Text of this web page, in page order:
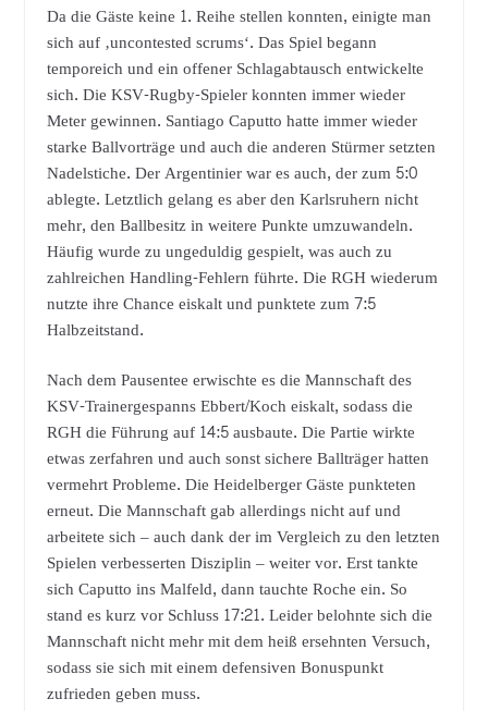
Da die Gäste keine 1. Reihe stellen konnten, einigte man
sich auf ‚uncontested scrums‘. Das Spiel begann
temporeich und ein offener Schlagabtausch entwickelte
sich. Die KSV-Rugby-Spieler konnten immer wieder
Meter gewinnen. Santiago Caputto hatte immer wieder
starke Ballvorträge und auch die anderen Stürmer setzten
Nadelstiche. Der Argentinier war es auch, der zum 5:0
ablegte. Letztlich gelang es aber den Karlsruhern nicht
mehr, den Ballbesitz in weitere Punkte umzuwandeln.
Häufig wurde zu ungeduldig gespielt, was auch zu
zahlreichen Handling-Fehlern führte. Die RGH wiederum
nutzte ihre Chance eiskalt und punktete zum 7:5
Halbzeitstand.
Nach dem Pausentee erwischte es die Mannschaft des
KSV-Trainergespanns Ebbert/Koch eiskalt, sodass die
RGH die Führung auf 14:5 ausbaute. Die Partie wirkte
etwas zerfahren und auch sonst sichere Ballträger hatten
vermehrt Probleme. Die Heidelberger Gäste punkteten
erneut. Die Mannschaft gab allerdings nicht auf und
arbeitete sich – auch dank der im Vergleich zu den letzten
Spielen verbesserten Disziplin – weiter vor. Erst tankte
sich Caputto ins Malfeld, dann tauchte Roche ein. So
stand es kurz vor Schluss 17:21. Leider belohnte sich die
Mannschaft nicht mehr mit dem heiß ersehnten Versuch,
sodass sie sich mit einem defensiven Bonuspunkt
zufrieden geben muss.